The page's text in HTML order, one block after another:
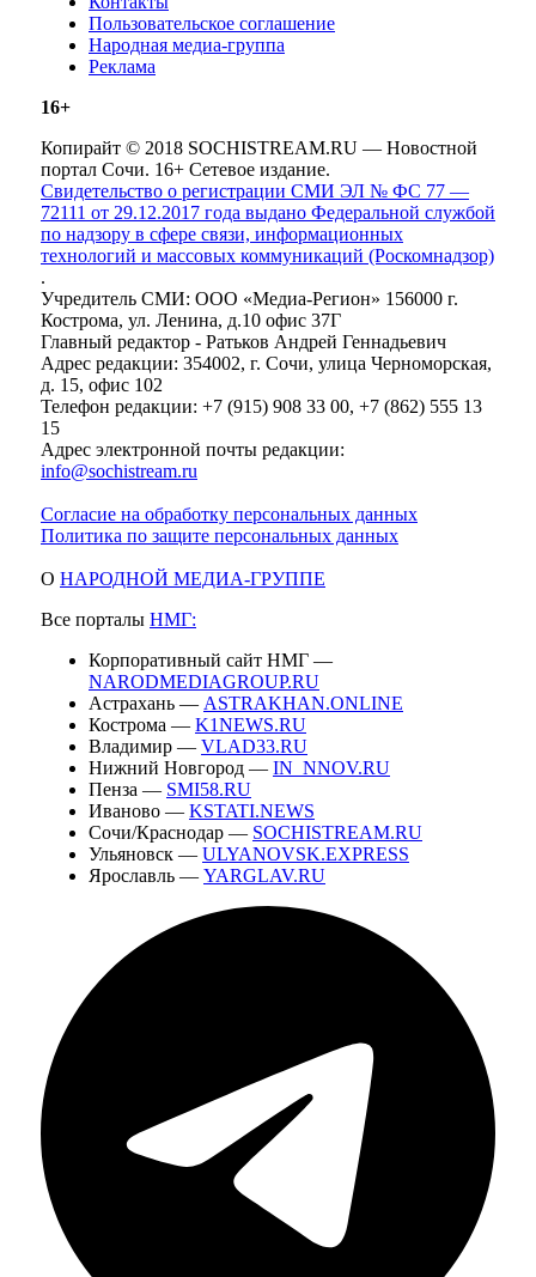
Пользовательское соглашение
Народная медиа-группа
Реклама
16+
Копирайт © 2018 SOCHISTREAM.RU — Новостной
портал Сочи. 16+ Сетевое издание.
Свидетельство о регистрации СМИ ЭЛ № ФС 77 —
72111 от 29.12.2017 года выдано Федеральной службой
по надзору в сфере связи, информационных
технологий и массовых коммуникаций (Роскомнадзор)
.
Учредитель СМИ: ООО «Медиа-Регион» 156000 г.
Кострома, ул. Ленина, д.10 офис 37Г
Главный редактор - Ратьков Андрей Геннадьевич
Адрес редакции: 354002, г. Сочи, улица Черноморская,
д. 15, офис 102
Телефон редакции: +7 (915) 908 33 00, +7 (862) 555 13
15
Адрес электронной почты редакции:
info@sochistream.ru
Согласие на обработку персональных данных
Политика по защите персональных данных
О НАРОДНОЙ МЕДИА-ГРУППЕ
Все порталы НМГ:
Корпоративный сайт НМГ —
NARODMEDIAGROUP.RU
Астрахань — ASTRAKHAN.ONLINE
Кострома — K1NEWS.RU
Владимир — VLAD33.RU
Нижний Новгород — IN_NNOV.RU
Пенза — SMI58.RU
Иваново — KSTATI.NEWS
Сочи/Краснодар — SOCHISTREAM.RU
Ульяновск — ULYANOVSK.EXPRESS
Ярославль — YARGLAV.RU